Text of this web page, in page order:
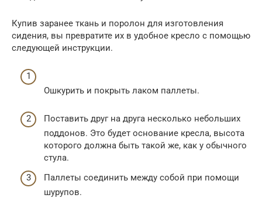
Купив заранее ткань и поролон для изготовления
сидения, вы превратите их в удобное кресло с помощью
следующей инструкции.
Ошкурить и покрыть лаком паллеты.
Поставить друг на друга несколько небольших
поддонов. Это будет основание кресла, высота
которого должна быть такой же, как у обычного
стула.
Паллеты соединить между собой при помощи
шурупов.